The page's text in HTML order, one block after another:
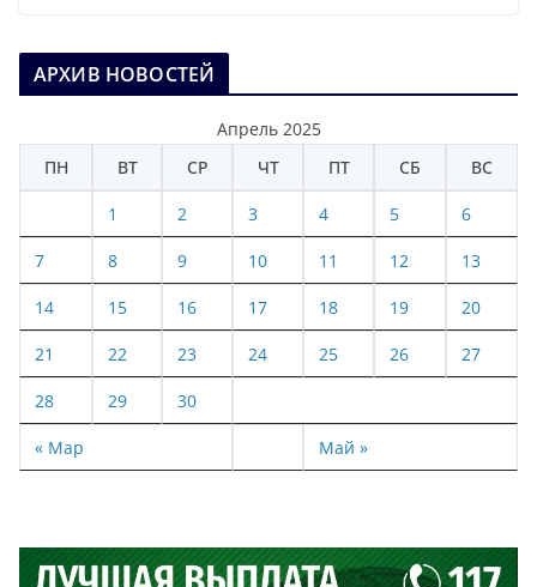
АРХИВ НОВОСТЕЙ
Апрель 2025
ПН
ВТ СР ЧТ ПТ СБ ВС
« Мар Май »
1 2 3 4 5 6
7 8 9 10 11 12 13
14 15 16 17 18 19 20
21 22 23 24 25 26 27
28 29 30